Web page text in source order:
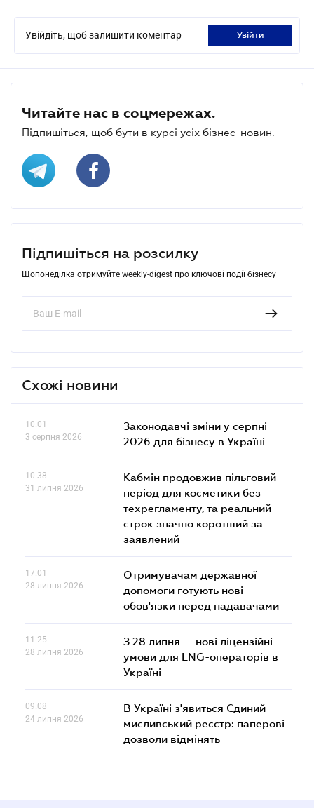
Увійдіть, щоб залишити коментар увійти
Читайте нас в соцмережах.
Підпишіться, щоб бути в курсі усіх бізнес-новин.
Підпишіться на розсилку
Щопонеділка отримуйте weekly-digest про ключові події бізнесу
Схожі новини
10.01
3 серпня 2026
Законодавчі зміни у серпні
2026 для бізнесу в Україні
10.38
31 липня 2026
Кабмін продовжив пільговий
період для косметики без
техрегламенту, та реальний
строк значно коротший за
заявлений
17.01
28 липня 2026
Отримувачам державної
допомоги готують нові
обов'язки перед надавачами
11.25
28 липня 2026
З 28 липня — нові ліцензійні
умови для LNG-операторів в
Україні
09.08
24 липня 2026
В Україні з'явиться Єдиний
мисливський реєстр: паперові
дозволи відмінять